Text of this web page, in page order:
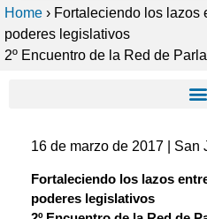
Home › Fortaleciendo los lazos
poderes legislativos
2º Encuentro de la Red de
16 de marzo de 2017 | San
Fortaleciendo los lazos
poderes legislativos